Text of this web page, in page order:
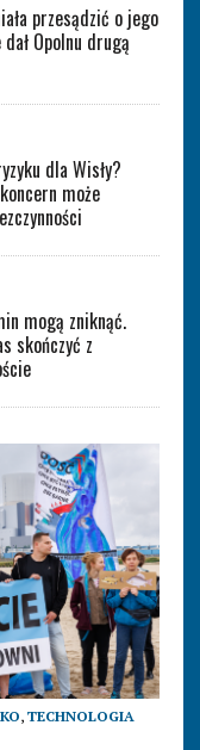
przesądzić o jego
Opolnu drugą
dla Wisły?
może
mogą zniknąć.
skończyć z
, TECHNOLOGIA